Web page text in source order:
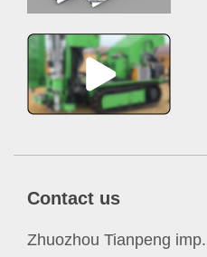
Contact us
Zhuozhou Tianpeng